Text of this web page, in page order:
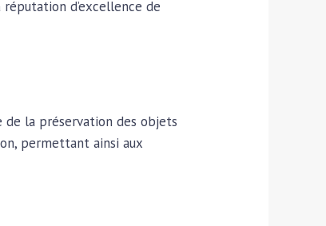
d’excellence de
de la préservation des objets
permettant ainsi aux